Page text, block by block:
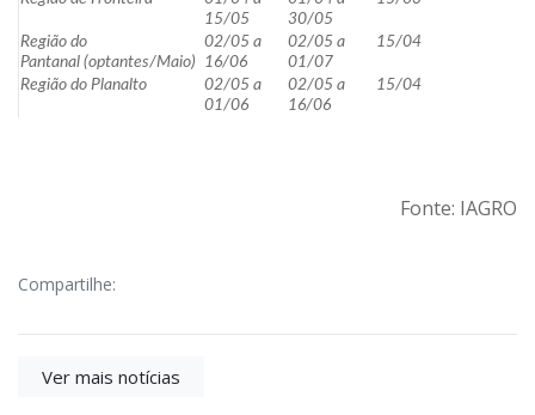
15/05
30/05
Região do
Pantanal (optantes/Maio)
02/05 a
16/06
02/05 a
01/07
15/04
Região do Planalto
02/05 a
01/06
02/05 a
16/06
15/04
Fonte: IAGRO
Compartilhe:
Ver mais notícias